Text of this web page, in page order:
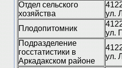
Отдел сельского
хозяйства
ул.
Плодопитомник
ул.
Подразделение
госстатистики в
Аркадакском районе
ул.